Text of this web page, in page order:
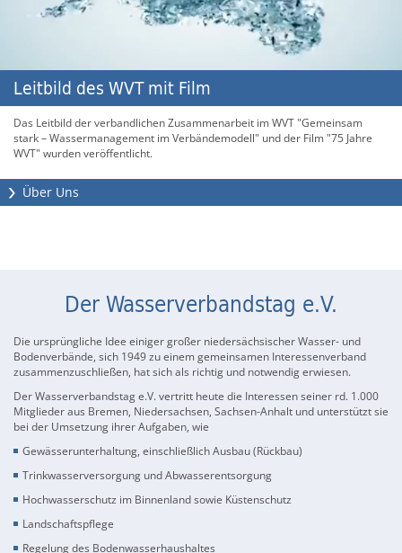
Leitbild des WVT mit Film
Das Leitbild der verbandlichen Zusammenarbeit im WVT "Gemeinsam
stark – Wassermanagement im Verbändemodell" und der Film "75 Jahre
WVT" wurden veröffentlicht.
Über Uns
Herr Rainer Mellies ist neuer Präsident des
Wasserverbandstag e.V.
Branchenbild 2025
Deutsche Wasserwirtschaft übergibt Branchenbild 2025 an Staatssekretär
Flasbarth im Bundesumweltministerium Bild-Copyright BDEW/Jens Schicke
Positionspapier Siedlungswasserwirtschaft
Niedersachsen 2026/2027
Das Positionspapier 2026/2027 unserer
Siedlungswasserwirtschaftsverbände Nds wurde am 16.06.2026 vom
20. Oktober 2025
Niedersächsische Wasserversorger richten sich mit einem Brandbrief an
Ministerpräsident Lies
Positionspapier Siedlungswasserwirtschaft
Sachsen-Anhalt 2026/2027
Das Positionspapier 2026/2027 unserer
Siedlungswasserwirtschaftsverbände LSA wurde am 16.06.2026 vom
Der Wasserverbandstag e.V.
Die ursprüngliche Idee einiger großer niedersächsischer Wasser- und
Bodenverbände, sich 1949 zu einem gemeinsamen Interessenverband
zusammenzuschließen, hat sich als richtig und notwendig erwiesen.
Der Wasserverbandstag e.V. vertritt heute die Interessen seiner rd. 1.000
Mitglieder aus Bremen, Niedersachsen, Sachsen-Anhalt und unterstützt sie
bei der Umsetzung ihrer Aufgaben, wie
Gewässerunterhaltung, einschließlich Ausbau (Rückbau)
Trinkwasserversorgung und Abwasserentsorgung
Hochwasserschutz im Binnenland sowie Küstenschutz
Landschaftspflege
Regelung des Bodenwasserhaushaltes